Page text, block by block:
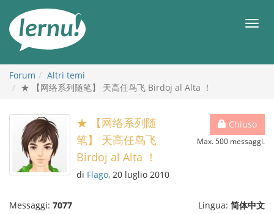
all’indice
Forum
Altri temi
★ 【网络系列随笔】 天高任鸟飞 Birdoj al Alta ！
Chiuso
Max. 500 messaggi.
★ 【网络系列随
笔】 天高任鸟飞
Birdoj al Alta ！
di Flago, 20 luglio 2010
Messaggi: 7077 Lingua: 简体中文